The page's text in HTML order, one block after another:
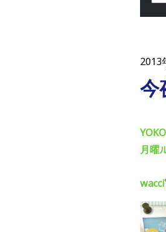
2013
今
月曜
wacci